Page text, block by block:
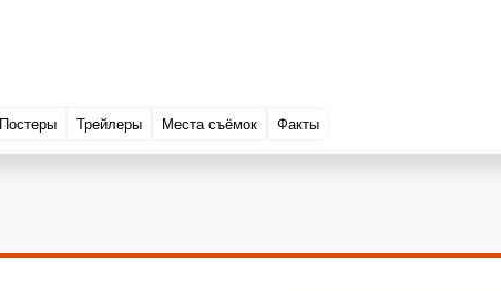
Постеры Трейлеры Места съёмок Факты